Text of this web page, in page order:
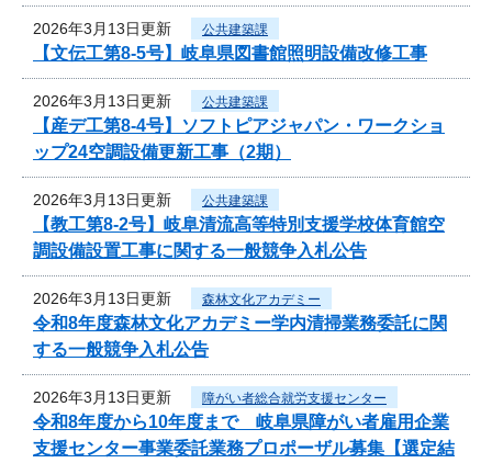
2026年3月13日更新 公共建築課
【文伝工第8-5号】岐阜県図書館照明設備改修工事
2026年3月13日更新 公共建築課
【産デ工第8-4号】ソフトピアジャパン・ワークショ
ップ24空調設備更新工事（2期）
2026年3月13日更新 公共建築課
【教工第8-2号】岐阜清流高等特別支援学校体育館空
調設備設置工事に関する一般競争入札公告
2026年3月13日更新 森林文化アカデミー
令和8年度森林文化アカデミー学内清掃業務委託に関
する一般競争入札公告
2026年3月13日更新 障がい者総合就労支援センター
令和8年度から10年度まで 岐阜県障がい者雇用企業
支援センター事業委託業務プロポーザル募集【選定結